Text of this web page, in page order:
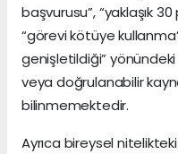
başvurusu”, “yaklaşık
“görevi kötüye
genişletildiği”
veya doğrulanabilir
bilinmemektedir.
Ayrıca bireysel